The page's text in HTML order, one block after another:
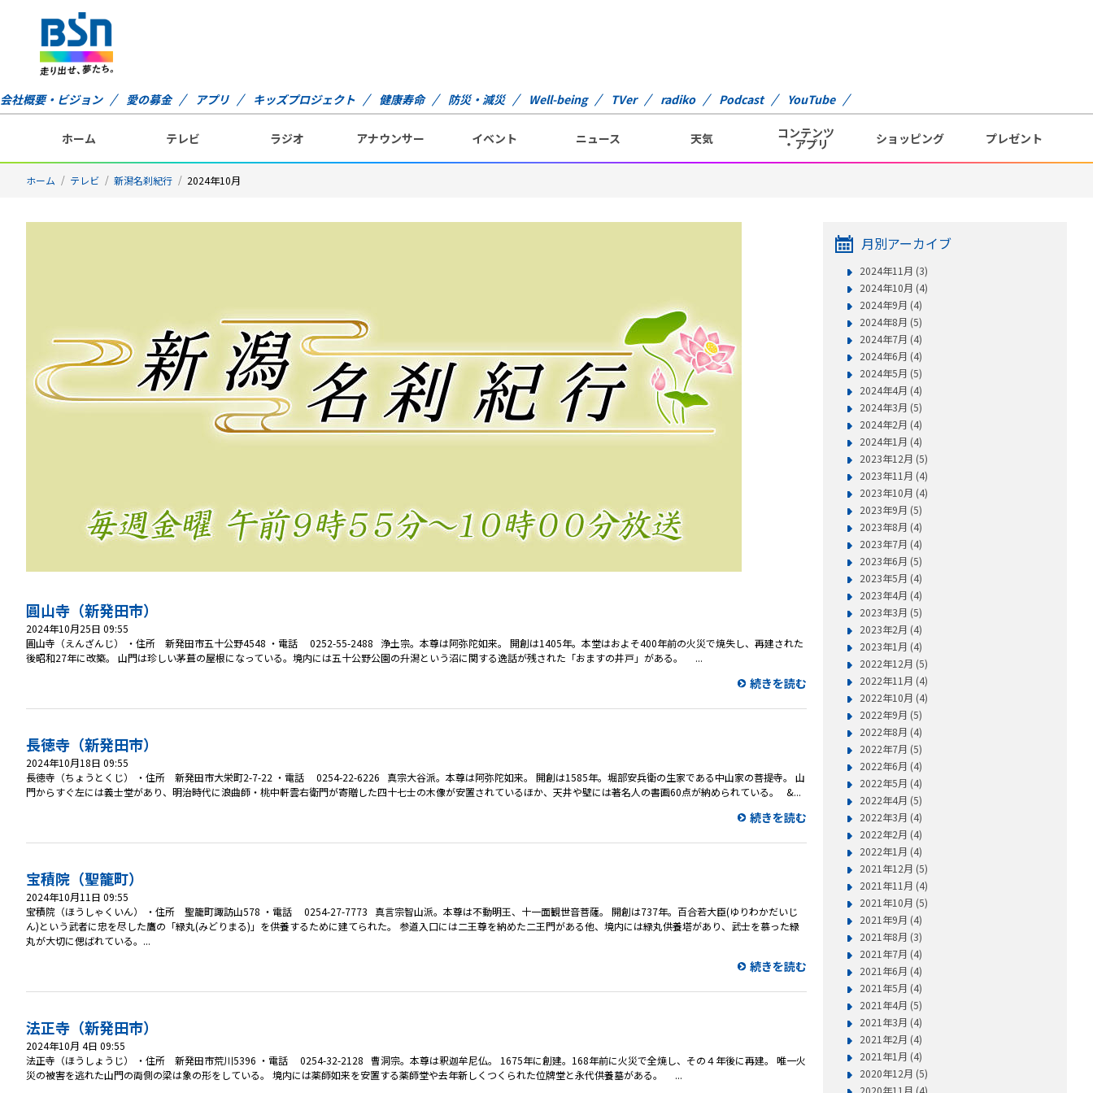
会社概要・ビジョン 愛の募金 アプリ キッズプロジェクト 健康寿命 防災・減災 Well-being TVer radiko Podcast YouTube
ホーム テレビ ラジオ アナウンサー イベント ニュース 天気 コンテンツ
・アプリ ショッピング プレゼント
ホーム テレビ 新潟名刹紀行 2024年10月
圓山寺（新発田市）
2024年10月25日 09:55
圓山寺（えんざんじ） ・住所 新発田市五十公野4548 ・電話 0252-55-2488 浄土宗。本尊は阿弥陀如来。 開創は1405年。本堂はおよそ400年前の火災で焼失し、再建された
後昭和27年に改築。 山門は珍しい茅葺の屋根になっている。境内には五十公野公園の升潟という沼に関する逸話が残された「おますの井戸」がある。 ...
続きを読む
長徳寺（新発田市）
2024年10月18日 09:55
長徳寺（ちょうとくじ） ・住所 新発田市大栄町2-7-22 ・電話 0254-22-6226 真宗大谷派。本尊は阿弥陀如来。 開創は1585年。堀部安兵衛の生家である中山家の菩提寺。 山
門からすぐ左には義士堂があり、明治時代に浪曲師・桃中軒雲右衛門が寄贈した四十七士の木像が安置されているほか、天井や壁には著名人の書画60点が納められている。 &...
続きを読む
宝積院（聖籠町）
2024年10月11日 09:55
宝積院（ほうしゃくいん） ・住所 聖籠町諏訪山578 ・電話 0254-27-7773 真言宗智山派。本尊は不動明王、十一面観世音菩薩。 開創は737年。百合若大臣(ゆりわかだいじ
ん)という武者に忠を尽した鷹の「緑丸(みどりまる)」を供養するために建てられた。 参道入口には二王尊を納めた二王門がある他、境内には緑丸供養塔があり、武士を慕った緑
丸が大切に偲ばれている。...
続きを読む
法正寺（新発田市）
2024年10月 4日 09:55
法正寺（ほうしょうじ） ・住所 新発田市荒川5396 ・電話 0254-32-2128 曹洞宗。本尊は釈迦牟尼仏。 1675年に創建。168年前に火災で全焼し、その４年後に再建。 唯一火
災の被害を逃れた山門の両側の梁は象の形をしている。 境内には薬師如来を安置する薬師堂や去年新しくつくられた位牌堂と永代供養墓がある。 ...
月別アーカイブ
2024年11月 (3)
2024年10月 (4)
2024年9月 (4)
2024年8月 (5)
2024年7月 (4)
2024年6月 (4)
2024年5月 (5)
2024年4月 (4)
2024年3月 (5)
2024年2月 (4)
2024年1月 (4)
2023年12月 (5)
2023年11月 (4)
2023年10月 (4)
2023年9月 (5)
2023年8月 (4)
2023年7月 (4)
2023年6月 (5)
2023年5月 (4)
2023年4月 (4)
2023年3月 (5)
2023年2月 (4)
2023年1月 (4)
2022年12月 (5)
2022年11月 (4)
2022年10月 (4)
2022年9月 (5)
2022年8月 (4)
2022年7月 (5)
2022年6月 (4)
2022年5月 (4)
2022年4月 (5)
2022年3月 (4)
2022年2月 (4)
2022年1月 (4)
2021年12月 (5)
2021年11月 (4)
2021年10月 (5)
2021年9月 (4)
2021年8月 (3)
2021年7月 (4)
2021年6月 (4)
2021年5月 (4)
2021年4月 (5)
2021年3月 (4)
2021年2月 (4)
2021年1月 (4)
2020年12月 (5)
2020年11月 (4)